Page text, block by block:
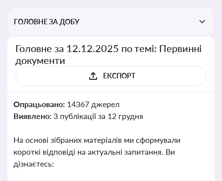
ГОЛОВНЕ ЗА ДОБУ
Головне за 12.12.2025 по темі: Первинні
документи
ЕКСПОРТ
Опрацьовано: 14367 джерел
Виявлено: 3 публікації за 12 грудня
На основі зібраних матеріалів ми сформували
короткі відповіді на актуальні запитання. Ви
дізнаєтесь: